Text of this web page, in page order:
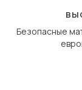
Безопасные